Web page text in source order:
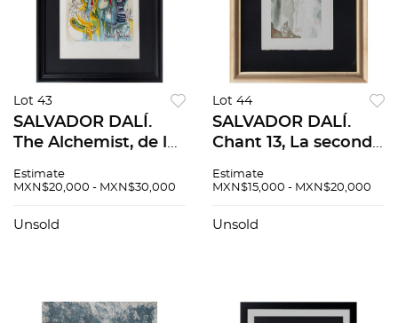
Lot 43
SALVADOR DALÍ.
The Alchemist, de la
Professions. Firmada
H.C. 50/65. 78 x 58
Estimate
MXN$20,000 - MXN$30,000
Unsold
Lot 44
SALVADOR DALÍ.
Chant 13, La seconde
Divine Comédie.
Litografía s/núm. de
Estimate
MXN$15,000 - MXN$20,000
Unsold